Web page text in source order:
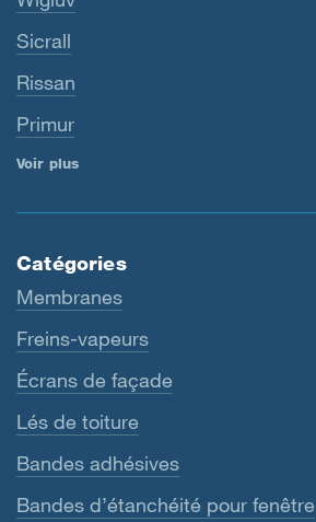
Sicrall
Rissan
Primur
Voir plus
Catégories
Membranes
Freins-vapeurs
Écrans de façade
Lés de toiture
Bandes adhésives
Bandes d’étanchéité pour fenêtre